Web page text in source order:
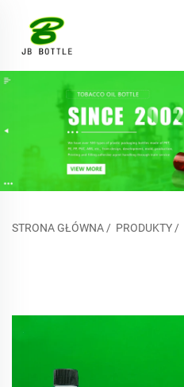
STRONA GŁÓWNA/ PRODUKTY/